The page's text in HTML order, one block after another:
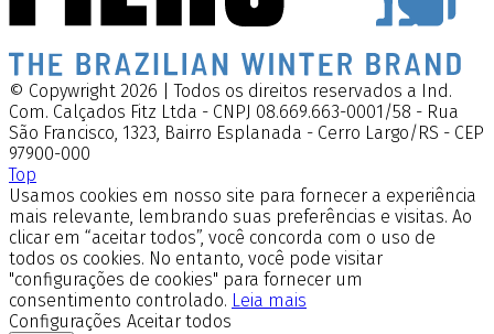
© Copywright 2026 | Todos os direitos reservados a Ind.
Com. Calçados Fitz Ltda - CNPJ 08.669.663-0001/58 - Rua
São Francisco, 1323, Bairro Esplanada - Cerro Largo/RS - CEP
97900-000
Top
Usamos cookies em nosso site para fornecer a experiência
mais relevante, lembrando suas preferências e visitas. Ao
clicar em “aceitar todos”, você concorda com o uso de
todos os cookies. No entanto, você pode visitar
"configurações de cookies" para fornecer um
consentimento controlado. Leia mais
Configurações Aceitar todos